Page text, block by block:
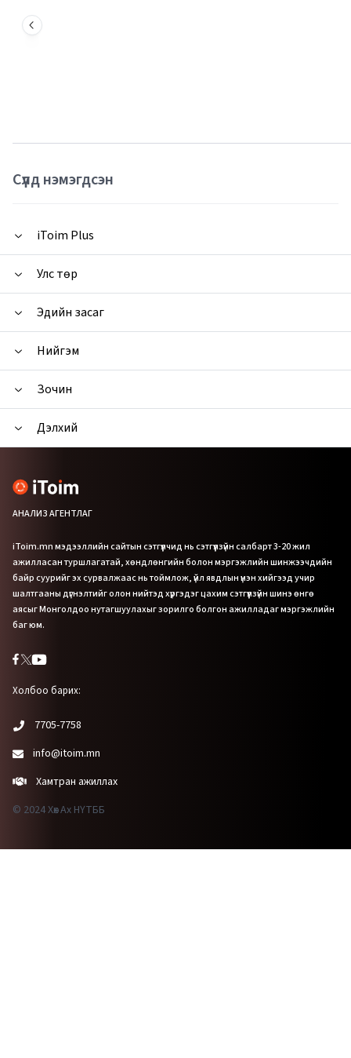
Сүүлд нэмэгдсэн
iToim Plus
Улс төр
Эдийн засаг
Нийгэм
Зочин
Дэлхий
АНАЛИЗ АГЕНТЛАГ
iToim.mn мэдээллийн сайтын сэтгүүлчид нь сэтгүүлзүйн салбарт 3-20 жил
ажилласан туршлагатай, хөндлөнгийн болон мэргэжлийн шинжээчдийн
байр суурийг эх сурвалжаас нь тоймлож, үйл явдлын үнэн хийгээд учир
шалтгааны дүгнэлтийг олон нийтэд хүргэдэг цахим сэтгүүлзүйн шинэ өнгө
аясыг Монголдоо нутагшуулахыг зорилго болгон ажилладаг мэргэжлийн
баг юм.
Холбоо барих:
7705-7758
info@itoim.mn
Хамтран ажиллах
© 2024 Хөх Ах НҮТББ